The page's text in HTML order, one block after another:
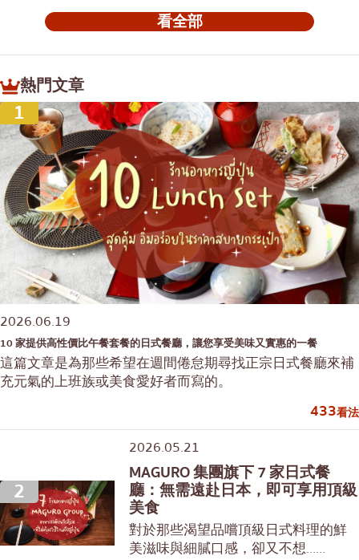
看全部
熱門文章
1
2026.06.19
10 家提供高性價比午餐套餐的日式餐廳，讓您享受美味又實惠的一餐
這篇文章是為那些希望在週間倦怠期尋找正宗日式餐廳來補
充元氣的上班族或美食愛好者而寫的。
433看法
2
2026.05.21
MAGURO 集團旗下 7 家日式餐
廳：無需遠赴日本，即可享用頂級
美食
對於那些渴望品嚐頂級日式料理的鮮
美滋味與細膩口感，卻又不想……